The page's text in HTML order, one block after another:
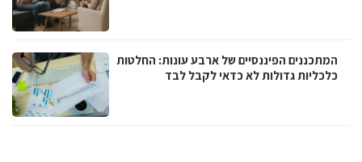
המתכננים הפיננסיים של ארבע עונות: החלטות
כלכליות גדולות לא כדאי לקבל לבד